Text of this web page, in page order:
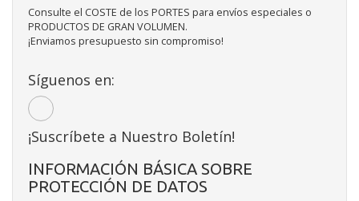
Consulte el COSTE de los PORTES para envíos especiales o
PRODUCTOS DE GRAN VOLUMEN.
¡Enviamos presupuesto sin compromiso!
Síguenos en:
¡Suscríbete a Nuestro Boletín!
INFORMACIÓN BÁSICA SOBRE
PROTECCIÓN DE DATOS